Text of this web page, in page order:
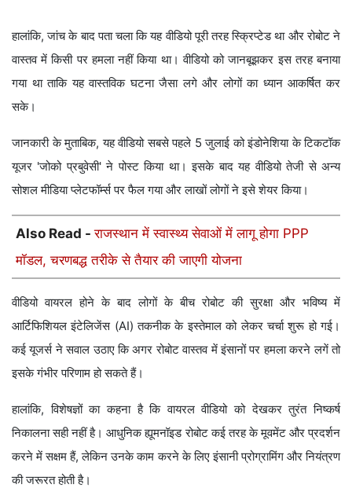
हालांकि, जांच के बाद पता चला कि यह वीडियो पूरी तरह स्क्रिप्टेड था और रोबोट ने
वास्तव में किसी पर हमला नहीं किया था। वीडियो को जानबूझकर इस तरह बनाया
गया था ताकि यह वास्तविक घटना जैसा लगे और लोगों का ध्यान आकर्षित कर
सके।
जानकारी के मुताबिक, यह वीडियो सबसे पहले 5 जुलाई को इंडोनेशिया के टिकटॉक
यूजर 'जोको प्रबुवेसी' ने पोस्ट किया था। इसके बाद यह वीडियो तेजी से अन्य
सोशल मीडिया प्लेटफॉर्म्स पर फैल गया और लाखों लोगों ने इसे शेयर किया।
Also Read -राजस्थान में स्वास्थ्य सेवाओं में लागू होगा PPP
मॉडल, चरणबद्ध तरीके से तैयार की जाएगी योजना
वीडियो वायरल होने के बाद लोगों के बीच रोबोट की सुरक्षा और भविष्य में
आर्टिफिशियल इंटेलिजेंस (AI) तकनीक के इस्तेमाल को लेकर चर्चा शुरू हो गई।
कई यूजर्स ने सवाल उठाए कि अगर रोबोट वास्तव में इंसानों पर हमला करने लगें तो
इसके गंभीर परिणाम हो सकते हैं।
हालांकि, विशेषज्ञों का कहना है कि वायरल वीडियो को देखकर तुरंत निष्कर्ष
निकालना सही नहीं है। आधुनिक ह्यूमनॉइड रोबोट कई तरह के मूवमेंट और प्रदर्शन
करने में सक्षम हैं, लेकिन उनके काम करने के लिए इंसानी प्रोग्रामिंग और नियंत्रण
की जरूरत होती है।